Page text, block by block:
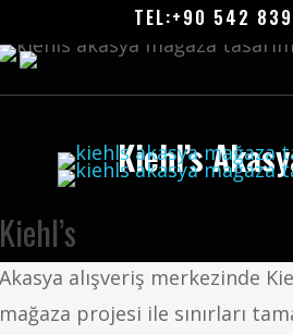
içeriğe
atla
TEL:+90 542
Kiehl’s
alışveriş merkezinde
projesi ile sınırları